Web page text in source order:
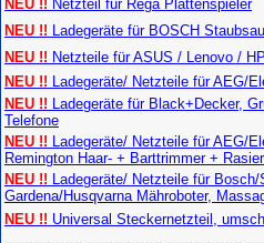
NEU !! Netzteil für Rega Plattenspieler
NEU !! Ladegeräte für BOSCH
NEU !! Netzteile für ASUS / Lenovo /
NEU !! Ladegeräte/ Netzteile für AEG/
NEU !! Ladegeräte für Black+Decker,
Telefone
NEU !! Ladegeräte/ Netzteile für AEG/
Remington Haar- + Barttrimmer +
NEU !! Ladegeräte/ Netzteile für
Gardena/Husqvarna Mähroboter,
NEU !! Universal Steckernetzteil,